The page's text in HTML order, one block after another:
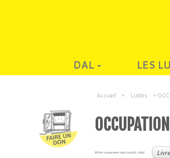
DAL LES
Accueil » Luttes »
Billet comportant le(s) mot(s) clé(s)